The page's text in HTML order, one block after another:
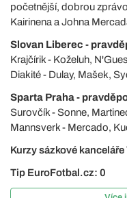
početnější, dobrou
Kairinena a Johna
Slovan Liberec -
Krajčírik - Koželuh,
Diakité - Dulay, Mašek,
Sparta Praha -
Surovčík - Sonne,
Mannsverk - Mercado,
Kurzy sázkové
Tip EuroFotbal.cz: 0